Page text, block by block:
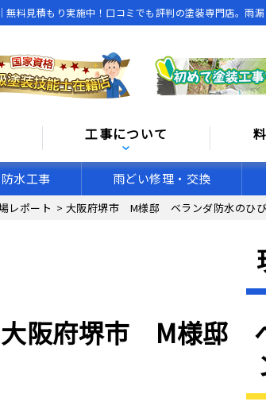
料見積もり実施中！口コミでも評判の塗装専門店。雨
工事について
防水工事 雨どい修理・交換
レポート > 大阪府堺市 M様邸 ベランダ防水のひ
大阪府堺市 M様邸